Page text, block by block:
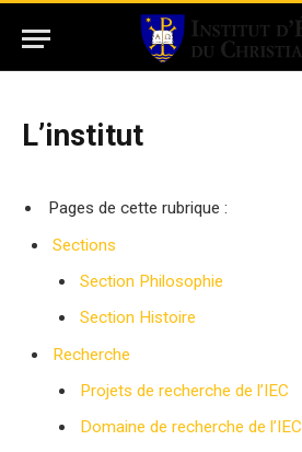
L’institut
Pages de cette rubrique :
Sections
Section Philosophie
Section Histoire
Recherche
Projets de recherche de l’IEC
Domaine de recherche de l’IEC